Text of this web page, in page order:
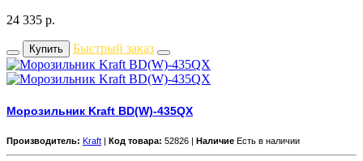
24 335 р.
Купить Быстрый заказ
Морозильник Kraft BD(W)-435QX
Производитель: Kraft | Код товара: 52826 | Наличие Есть в наличии